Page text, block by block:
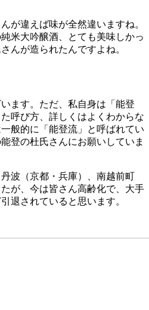
が違えば味が全然違いますね。
米大吟醸酒、とても美味しかっ
んが造られたんですよね。
ます。ただ、私自身は「能登
呼び方、詳しくはよくわからな
般的に「能登流」と呼ばれてい
登の杜氏さんにお願いしていま
波（京都・兵庫）、南越前町
が、今は皆さん高齢化で、大手
退されていると思います。